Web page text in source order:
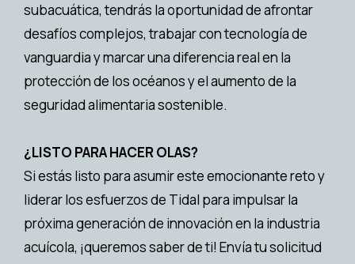
subacuática, tendrás la oportunidad de afrontar
desafíos complejos, trabajar con tecnología de
vanguardia y marcar una diferencia real en la
protección de los océanos y el aumento de la
seguridad alimentaria sostenible.
¿LISTO PARA HACER OLAS?
Si estás listo para asumir este emocionante reto y
liderar los esfuerzos de Tidal para impulsar la
próxima generación de innovación en la industria
acuícola, ¡queremos saber de ti! Envía tu solicitud